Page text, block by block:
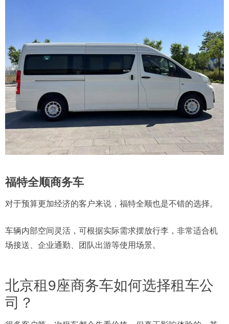
福特全顺商务车
对于预算更加经济的客户来说，福特全顺也是不错的选择。
车辆内部空间灵活，可根据实际需求摆放行李，非常适合机
场接送、企业通勤、团队出游等使用场景。
北京租9座商务车如何选择租车公
司？